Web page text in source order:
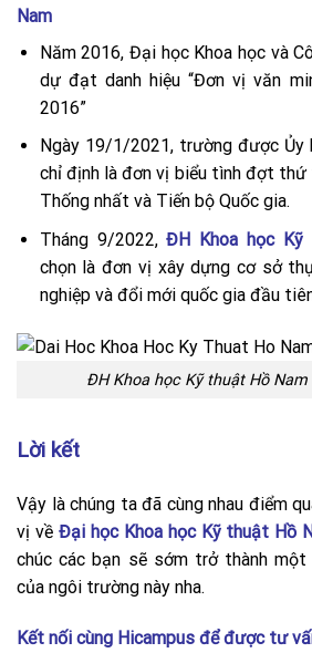
Nam
Năm 2016, Đại học Khoa học và
dự đạt danh hiệu “Đơn vị văn
2016”
Ngày 19/1/2021, trường được Ủy
chỉ định là đơn vị biểu tình đợt thứ
Thống nhất và Tiến bộ Quốc gia.
Tháng 9/2022,ĐH Khoa học Kỹ
chọn là đơn vị xây dựng cơ sở
nghiệp và đổi mới quốc gia đầu
ĐH Khoa học Kỹ thuật Hồ
Lời kết
Vậy là chúng ta đã cùng nhau điểm
vị về Đại học Khoa học Kỹ thuật Hồ
chúc các bạn sẽ sớm trở thành
của ngôi trường này nha.
Kết nối cùng Hicampus để được tư